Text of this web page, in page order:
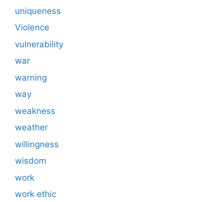
uniqueness
Violence
vulnerability
war
warning
way
weakness
weather
willingness
wisdom
work
work ethic